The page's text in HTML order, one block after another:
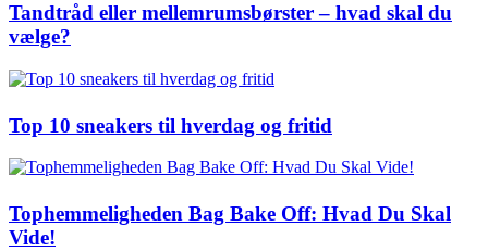
Tandtråd eller mellemrumsbørster – hvad skal du
vælge?
Top 10 sneakers til hverdag og fritid
Tophemmeligheden Bag Bake Off: Hvad Du Skal
Vide!